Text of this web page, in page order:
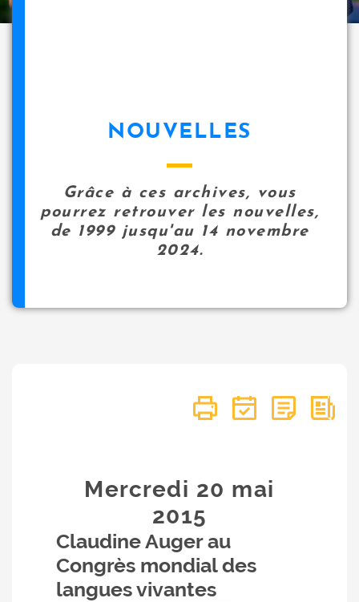
NOUVELLES
Grâce à ces archives, vous
pourrez retrouver les nouvelles,
de 1999 jusqu'au 14 novembre
2024.
Mercredi 20 mai
2015
Claudine Auger au
Congrès mondial des
langues vivantes